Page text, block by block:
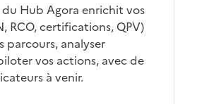
Hub Agora enrichit vos
RCO, certifications, QPV)
parcours, analyser
vos actions, avec de
à venir.